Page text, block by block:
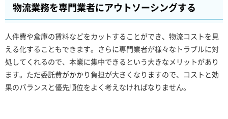
物流業務を専門業者にアウトソーシングする
人件費や倉庫の賃料などをカットすることができ、物流コストを見
える化することもできます。さらに専門業者が様々なトラブルに対
処してくれるので、本業に集中できるという大きなメリットがあり
ます。ただ委託費がかかり負担が大きくなりますので、コストと効
果のバランスと優先順位をよく考えなければなりません。